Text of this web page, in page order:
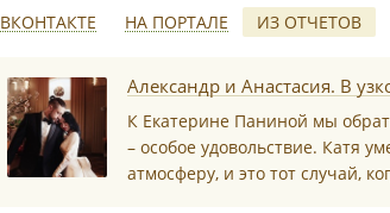
ВКОНТАКТЕ НА ПОРТАЛЕ ИЗ ОТЧЕТОВ
*
Александр и Анастасия. В
К Екатерине Паниной мы
– особое удовольствие. Катя
атмосферу, и это тот случай,